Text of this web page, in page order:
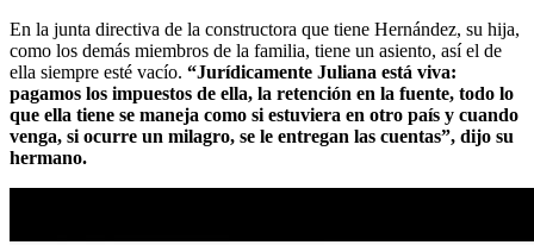
En la junta directiva de la constructora que tiene Hernández, su hija,
como los demás miembros de la familia, tiene un asiento, así el de
ella siempre esté vacío. “Jurídicamente Juliana está viva:
pagamos los impuestos de ella, la retención en la fuente, todo lo
que ella tiene se maneja como si estuviera en otro país y cuando
venga, si ocurre un milagro, se le entregan las cuentas”, dijo su
hermano.